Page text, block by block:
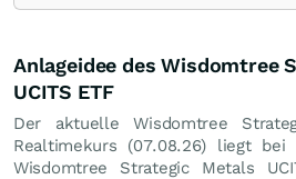
Anlageidee des Wisdomtree
UCITS ETF
Der aktuelle Wisdomtree
Realtimekurs (07.08.26) liegt bei
Wisdomtree Strategic Metals